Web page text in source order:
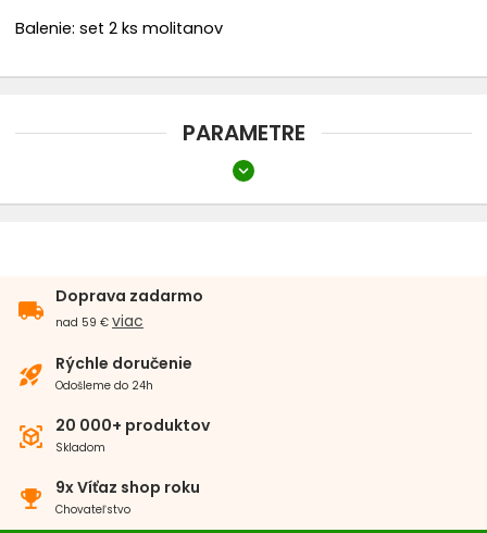
Automatické krmítko
Hnojivo pre akvarijne rastliny
Dekorácie
Ozonizátor
Morská akvaristika
Balenie: set 2 ks molitanov
PARAMETRE
Biomolitan
expand_more
local_shipping
Doprava zadarmo
nad 59 € viac
rocket_launch Rýchle doručenie
Odošleme do 24h
view_in_ar 20 000+ produktov
Skladom
emoji_events 9x Víťaz shop roku
Chovateľstvo